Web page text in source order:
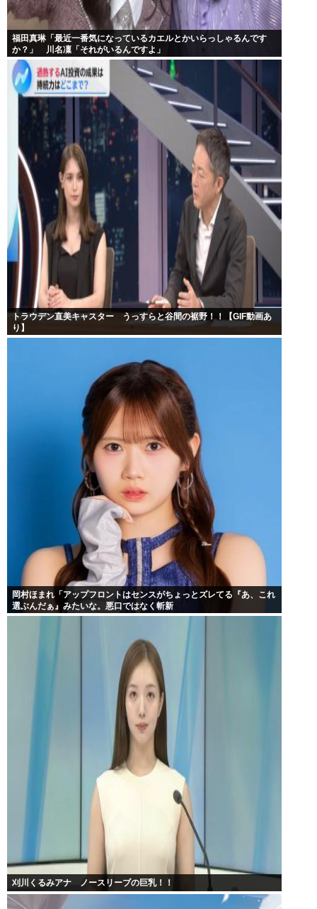
福田真琳「最近一番気になっているカエルとかいらっしゃるんです
か？」 川名凜「それがいるんですよ」
トラウデン直美キャスター うっすらと谷間の裾野！！【GIF動画あ
り】
岡村ほまれ「アップフロントはセンスがちょっとズレてる『あ、これ
選ぶんだぁ』みたいな。悪口ではなく斬新
刈川くるみアナ ノースリーブの巨乳！！